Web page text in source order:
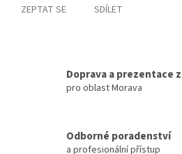
ZEPTAT SE SDÍLET
Doprava a prezentace
pro oblast Morava
Odborné poradenství
a profesionální přístup